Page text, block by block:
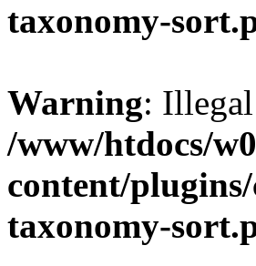
taxonomy-
Warning:
/www/htdocs/
content/
taxonomy-